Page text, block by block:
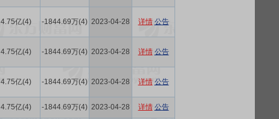
4.75亿(4) -1844.69万(4) 2023-04-28 详情 公告
4.75亿(4) -1844.69万(4) 2023-04-28 详情 公告
4.75亿(4) -1844.69万(4) 2023-04-28 详情 公告
4.75亿(4) -1844.69万(4) 2023-04-28 详情 公告